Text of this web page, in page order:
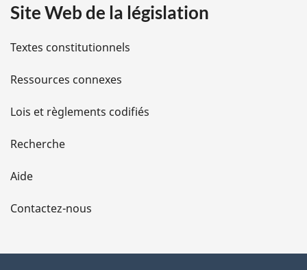
i
l
s
d
e
l
a
Site Web de la législation
Textes constitutionnels
Ressources connexes
Lois et règlements codifiés
Recherche
Aide
Contactez-nous